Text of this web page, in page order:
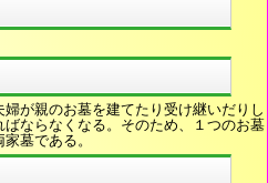
が親のお墓を建てたり受け継いだりし
ならなくなる。そのため、１つのお墓
墓である。